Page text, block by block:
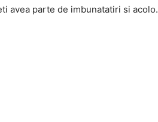
avea parte de imbunatatiri si acolo.